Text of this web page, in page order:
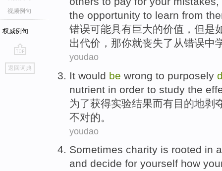
视频例句
权威例句
go
top
返回词典
the opportunity to learn from
错误可能具有巨大的价值 ， 但是
出代价 ， 那你就丧失了从错误中
youdao
It would be wrong to purposely
nutrient in order to study the
为了获得实验结果而有目的地剥
不对的。
youdao
Sometimes charity is rooted in a
and decide for yourself how